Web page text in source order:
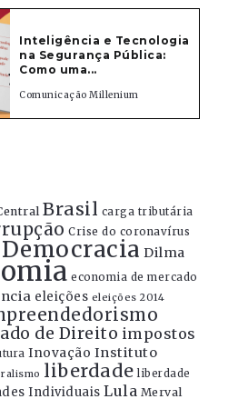
Inteligência e Tecnologia
na Segurança Pública:
Como uma...
Comunicação Millenium
Brasil carga tributária
Crise do coronavírus
Democracia Dilma
economia de mercado
eleições eleições 2014
de Direito impostos
Inovação Instituto
liberdade liberdade
Individuais Lula Merval